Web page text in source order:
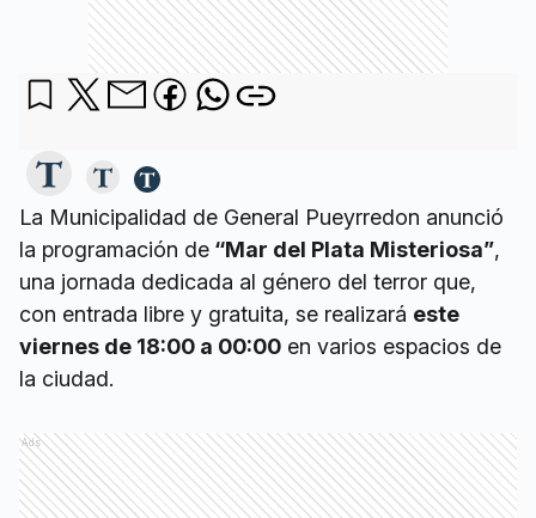
La Municipalidad de General Pueyrredon anunció
la programación de “Mar del Plata Misteriosa”,
una jornada dedicada al género del terror que,
con entrada libre y gratuita, se realizará este
viernes de 18:00 a 00:00 en varios espacios de
la ciudad.
Ads